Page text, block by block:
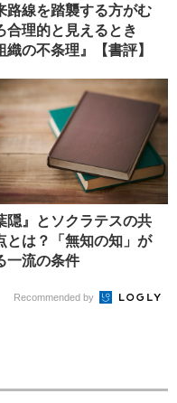
路線を踏襲する方がむ
合理的と見えるとき
織の不条理』【書評】
隠』とソクラテスの共
とは？「無知の知」が
一流の条件
Recommended by